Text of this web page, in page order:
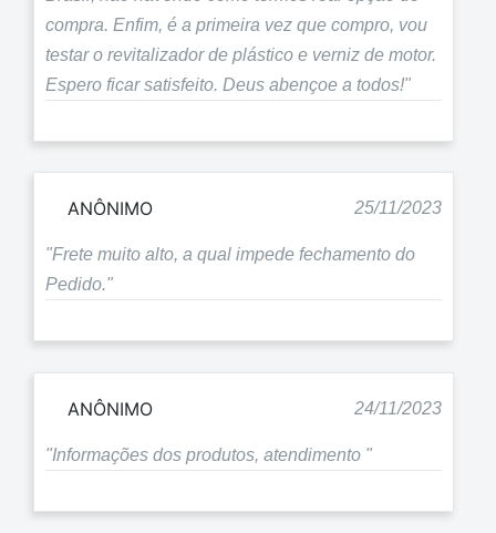
compra. Enfim, é a primeira vez que compro, vou
testar o revitalizador de plástico e verniz de motor.
Espero ficar satisfeito. Deus abençoe a todos!"
ANÔNIMO 25/11/2023
"Frete muito alto, a qual impede fechamento do
Pedido."
ANÔNIMO 24/11/2023
"Informações dos produtos, atendimento "